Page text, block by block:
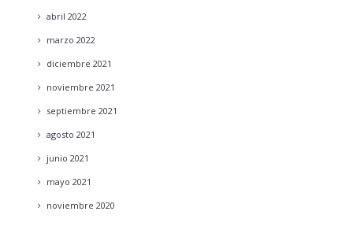
abril 2022
marzo 2022
diciembre 2021
noviembre 2021
septiembre 2021
agosto 2021
junio 2021
mayo 2021
noviembre 2020